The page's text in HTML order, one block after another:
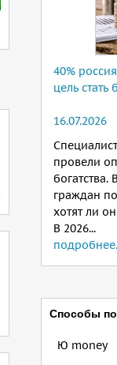
40%
цель стать
16.07.2026
провели
богатства.
граждан
хотят ли
В 2026...
Способы
Ю money